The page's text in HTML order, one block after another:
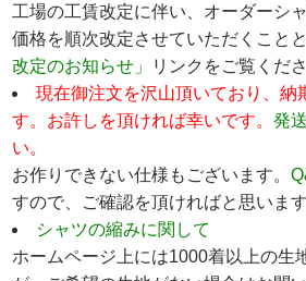
工場の工賃改定に伴い、オーダーシ
価格を順次改定させていただくこと
改定のお知らせ」
リンクをご覧くださ
現在御注文を沢山頂いており、納
す。お許しを頂ければ幸いです。発
い。
お作りできない仕様もございます。
すので、ご確認を頂ければと思います
シャツの縮みに関して
ホームページ上には1000着以上の生